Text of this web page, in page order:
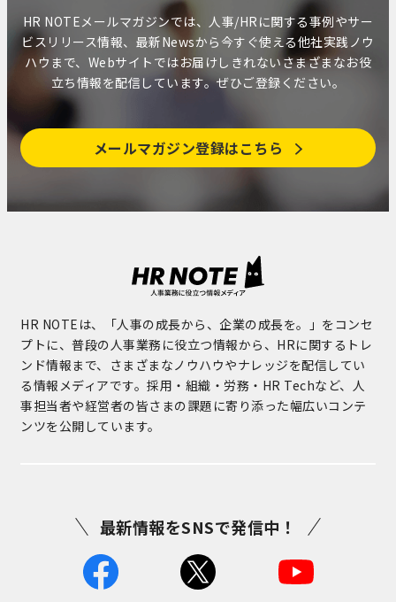
HR NOTEメールマガジンでは、人事/HRに関する事例やサー
ビスリリース情報、最新Newsから今すぐ使える他社実践ノウ
ハウまで、Webサイトではお届けしきれないさまざまなお役
立ち情報を配信しています。ぜひご登録ください。
メールマガジン登録はこちら
HR NOTEは、「人事の成長から、企業の成長を。」をコンセ
プトに、普段の人事業務に役立つ情報から、HRに関するトレ
ンド情報まで、さまざまなノウハウやナレッジを配信してい
る情報メディアです。採用・組織・労務・HR Techなど、人
事担当者や経営者の皆さまの課題に寄り添った幅広いコンテ
ンツを公開しています。
最新情報をSNSで発信中！